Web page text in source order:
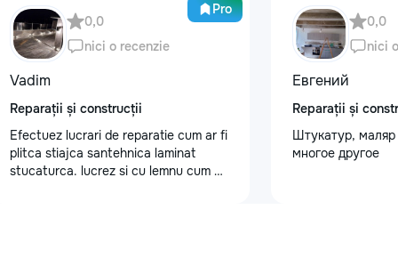
Pro
0,0
nici o recenzie
Vadim
Reparații și construcții
Efectuez lucrari de reparatie cum ar fi
plitca stiajca santehnica laminat
stucaturca. lucrez si cu lemnu cum ar
0,0
nici
Евгений
Reparații și
Штукатур, маляр
многое другое